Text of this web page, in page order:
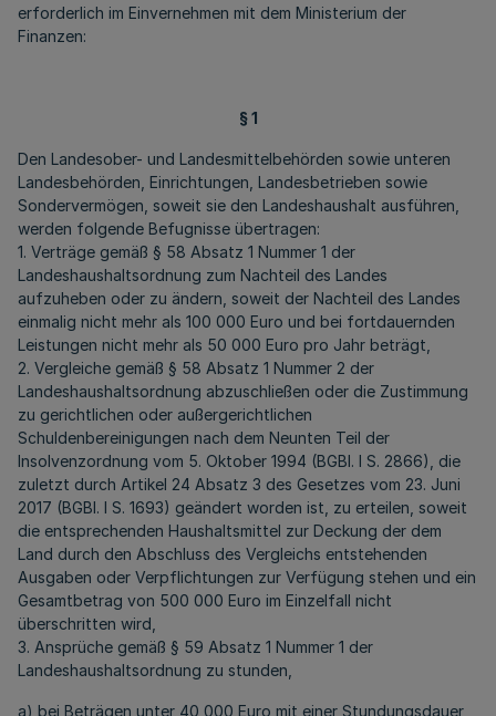
erforderlich im Einvernehmen mit dem Ministerium der
Finanzen:
§ 1
Den Landesober- und Landesmittelbehörden sowie unteren
Landesbehörden, Einrichtungen, Landesbetrieben sowie
Sondervermögen, soweit sie den Landeshaushalt ausführen,
werden folgende Befugnisse übertragen:
1. Verträge gemäß § 58 Absatz 1 Nummer 1 der
Landeshaushaltsordnung zum Nachteil des Landes
aufzuheben oder zu ändern, soweit der Nachteil des Landes
einmalig nicht mehr als 100 000 Euro und bei fortdauernden
Leistungen nicht mehr als 50 000 Euro pro Jahr beträgt,
2. Vergleiche gemäß § 58 Absatz 1 Nummer 2 der
Landeshaushaltsordnung abzuschließen oder die Zustimmung
zu gerichtlichen oder außergerichtlichen
Schuldenbereinigungen nach dem Neunten Teil der
Insolvenzordnung vom 5. Oktober 1994 (BGBl. I S. 2866), die
zuletzt durch Artikel 24 Absatz 3 des Gesetzes vom 23. Juni
2017 (BGBl. I S. 1693) geändert worden ist, zu erteilen, soweit
die entsprechenden Haushaltsmittel zur Deckung der dem
Land durch den Abschluss des Vergleichs entstehenden
Ausgaben oder Verpflichtungen zur Verfügung stehen und ein
Gesamtbetrag von 500 000 Euro im Einzelfall nicht
überschritten wird,
3. Ansprüche gemäß § 59 Absatz 1 Nummer 1 der
Landeshaushaltsordnung zu stunden,
a) bei Beträgen unter 40 000 Euro mit einer Stundungsdauer